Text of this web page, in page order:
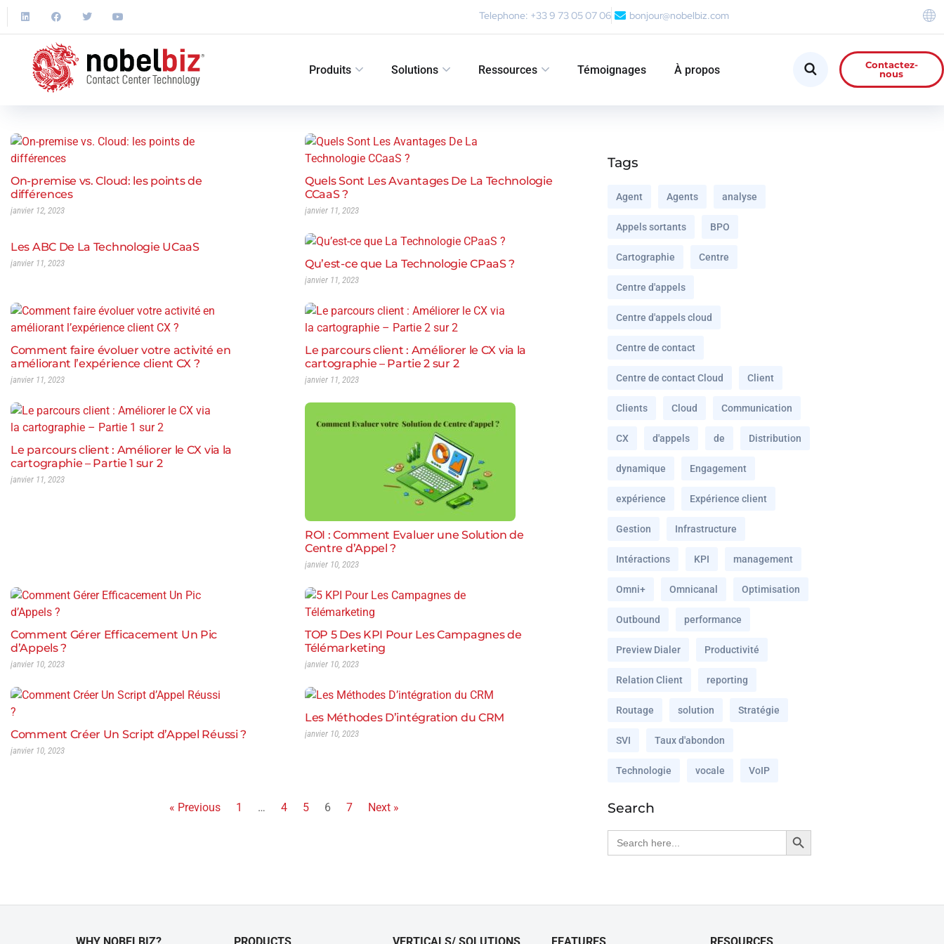
Telephone: +33 9 73 05 07 06 bonjour@nobelbiz.com
Produits Solutions Ressources Témoignages À propos
Contactez-
nous
On-premise vs. Cloud: les points de
différences
janvier 12, 2023
Quels Sont Les Avantages De La Technologie
CCaaS ?
janvier 11, 2023
Les ABC De La Technologie UCaaS
janvier 11, 2023 Qu’est-ce que La Technologie CPaaS ?
janvier 11, 2023
Comment faire évoluer votre activité en
améliorant l’expérience client CX ?
janvier 11, 2023
Le parcours client : Améliorer le CX via la
cartographie – Partie 2 sur 2
janvier 11, 2023
Le parcours client : Améliorer le CX via la
cartographie – Partie 1 sur 2
janvier 11, 2023
ROI : Comment Evaluer une Solution de
Centre d’Appel ?
janvier 10, 2023
Comment Gérer Efficacement Un Pic
d’Appels ?
janvier 10, 2023
TOP 5 Des KPI Pour Les Campagnes de
Télémarketing
janvier 10, 2023
Comment Créer Un Script d’Appel Réussi ?
janvier 10, 2023
Les Méthodes D’intégration du CRM
janvier 10, 2023
« Previous 1 … 4 5 6 7 Next »
Tags
Agent Agents analyse
Appels sortants BPO
Cartographie Centre
Centre d'appels
Centre d'appels cloud
Centre de contact
Centre de contact Cloud Client
Clients Cloud Communication
CX d'appels de Distribution
dynamique Engagement
expérience Expérience client
Gestion Infrastructure
Intéractions KPI management
Omni+ Omnicanal Optimisation
Outbound performance
Preview Dialer Productivité
Relation Client reporting
Routage solution Stratégie
SVI Taux d'abondon
Technologie vocale VoIP
Search
Search
for:
Search Button